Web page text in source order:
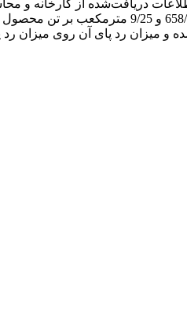
کلی کارخانه‌ 64/26 مترمکعب بر تن محصول محاسبه ‏شده است.